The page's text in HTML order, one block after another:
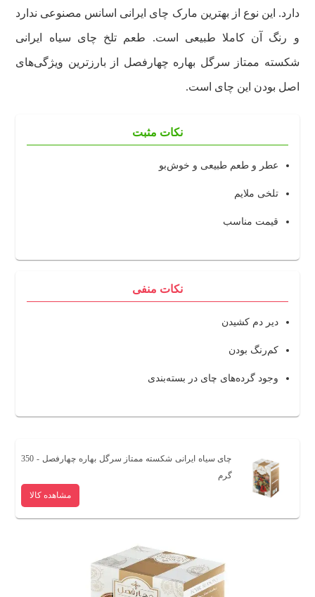
دارد. این نوع از بهترین مارک چای ایرانی اسانس مصنوعی ندارد
و رنگ آن کاملا طبیعی است. طعم تلخ چای سیاه ایرانی
شکسته ممتاز سرگل بهاره چهارفصل از بارزترین ویژگی‌های
اصل بودن این چای است.
نکات مثبت
عطر و طعم طبیعی و خوش‌بو
تلخی ملایم
قیمت مناسب
نکات منفی
دیر دم کشیدن
کم‌رنگ بودن
وجود گرده‌های چای در بسته‌بندی
چای سیاه ایرانی شکسته ممتاز سرگل بهاره چهارفصل - 350
گرم
مشاهده کالا